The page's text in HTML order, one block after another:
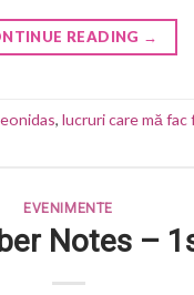
READING →
, lucruri care mă fac
EVENIMENTE
Notes –